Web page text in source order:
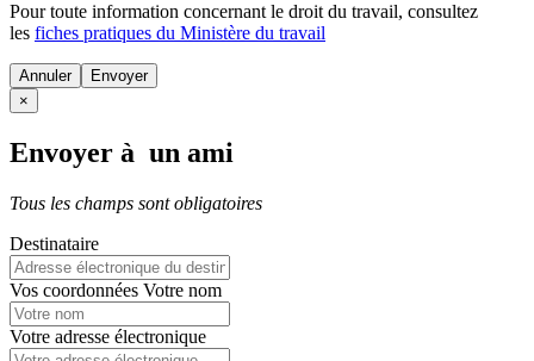
Pour toute information concernant le droit du travail, consultez
les fiches pratiques du Ministère du travail
Annuler
×
Envoyer à un ami
Tous les champs sont obligatoires
Destinataire
Vos coordonnées Votre nom
Votre adresse électronique